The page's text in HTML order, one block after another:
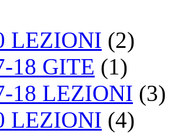
LEZIONI (2)
18 GITE (1)
18 LEZIONI (3)
LEZIONI (4)